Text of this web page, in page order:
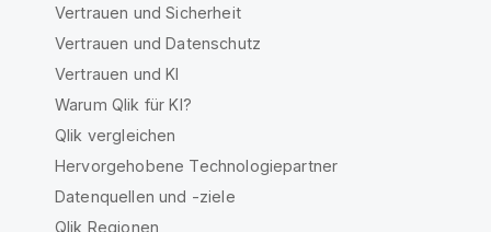
Vertrauen und Sicherheit
Vertrauen und Datenschutz
Vertrauen und KI
Warum Qlik für KI?
Qlik vergleichen
Hervorgehobene Technologiepartner
Datenquellen und -ziele
Qlik Regionen